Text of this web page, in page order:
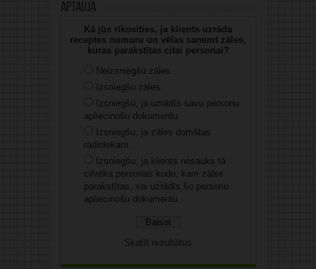
Aptauja
Kā jūs rīkosities, ja klients uzrāda
receptes numuru un vēlas saņemt zāles,
kuras parakstītas citai personai?
Neizsniegšu zāles.
Izsniegšu zāles.
Izsniegšu, ja uzrādīs savu personu
apliecinošu dokumentu.
Izsniegšu, ja zāles domātas
radiniekam.
Izsniegšu, ja klients nosauks tā
cilvēka personas kodu, kam zāles
parakstītas, vai uzrādīs šo personu
apliecinošu dokumentu.
Skatīt rezultātus